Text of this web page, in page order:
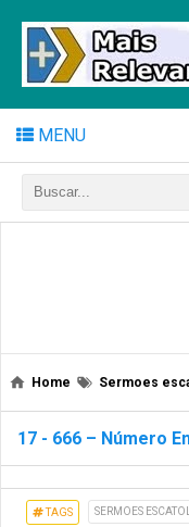
MENU
Home Sermoes
17 - 666 – Número
TAGS SERMOES